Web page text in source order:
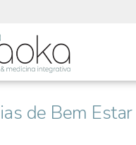
de Bem Estar